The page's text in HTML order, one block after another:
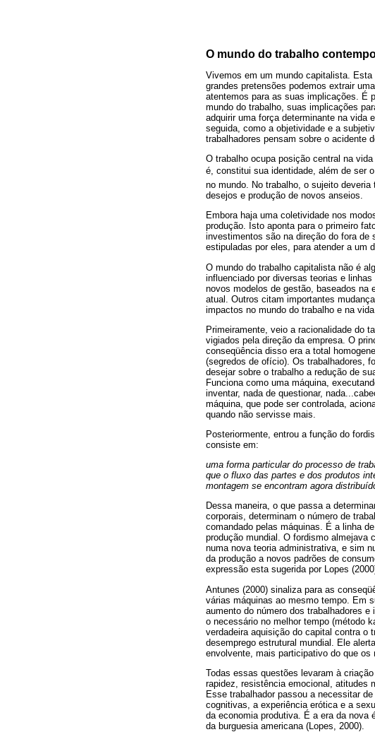
O mundo do trabalho
Vivemos em um mundo capitalista.
grandes pretensões podemos extrair
atentemos para as suas implicações. É
mundo do trabalho, suas implicações
adquirir uma força determinante na vida
seguida, como a objetividade e a
trabalhadores pensam sobre o acidente
O trabalho ocupa posição central na
é, constitui sua identidade, além de ser
no mundo. No trabalho, o sujeito
desejos e produção de novos anseios.
Embora haja uma coletividade nos
produção. Isto aponta para o primeiro
investimentos são na direção do fora
estipuladas por eles, para atender a um
O mundo do trabalho capitalista não é
influenciado por diversas teorias e
novos modelos de gestão, baseados na
atual. Outros citam importantes
impactos no mundo do trabalho e na vida
Primeiramente, veio a racionalidade do
vigiados pela direção da empresa. O
conseqüência disso era a total
(segredos de ofício). Os trabalhadores,
desejar sobre o trabalho a redução de
Funciona como uma máquina,
inventar, nada de questionar,
máquina, que pode ser controlada,
quando não servisse mais.
Posteriormente, entrou a função do
consiste em:
uma forma particular do processo de
que o fluxo das partes e dos produtos
montagem se encontram agora
Dessa maneira, o que passa a
corporais, determinam o número de
comandado pelas máquinas. É a linha
produção mundial. O fordismo almejava
numa nova teoria administrativa, e sim
da produção a novos padrões de
expressão esta sugerida por Lopes
Antunes (2000) sinaliza para as
várias máquinas ao mesmo tempo. Em
aumento do número dos trabalhadores
o necessário no melhor tempo (método
verdadeira aquisição do capital contra o
desemprego estrutural mundial. Ele
envolvente, mais participativo do que
Todas essas questões levaram à
rapidez, resistência emocional, atitudes
Esse trabalhador passou a necessitar
cognitivas, a experiência erótica e a
da economia produtiva. É a era da
da burguesia americana (Lopes, 2000).